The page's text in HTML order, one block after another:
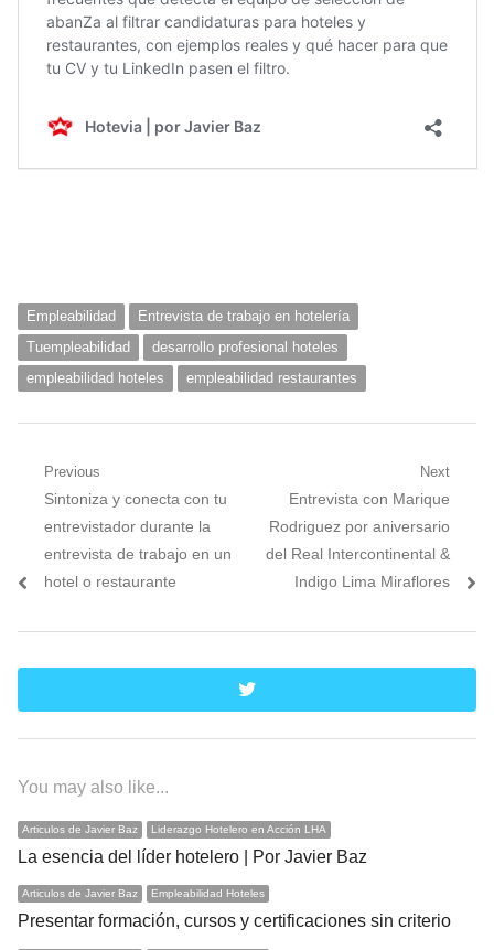
Empleabilidad
Entrevista de trabajo en hotelería
Tuempleabilidad
desarrollo profesional hoteles
empleabilidad hoteles
empleabilidad restaurantes
Navegación
entradas
Previous
Previous
post:
Sintoniza y conecta con tu
entrevistador durante la
entrevista de trabajo en un
hotel o restaurante
Next
Next
post:
Entrevista con Marique
Rodriguez por aniversario
del Real Intercontinental &
Indigo Lima Miraflores
twitter
You may also like...
Articulos de Javier Baz Liderazgo Hotelero en Acción LHA
La esencia del líder hotelero | Por Javier Baz
Articulos de Javier Baz Empleabilidad Hoteles
Presentar formación, cursos y certificaciones sin criterio